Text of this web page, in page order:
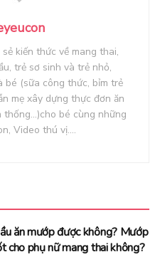
kiến thức về mang thai,
trẻ sơ sinh và trẻ nhỏ,
bé (sữa công thức, bỉm trẻ
mẹ xây dựng thực đơn ăn
thống...)cho bé cùng những
Video thú vị....
ăn mướp được không? Mướp
cho phụ nữ mang thai không?